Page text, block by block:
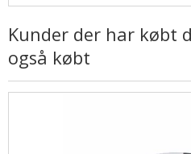
Kunder der har købt
også købt